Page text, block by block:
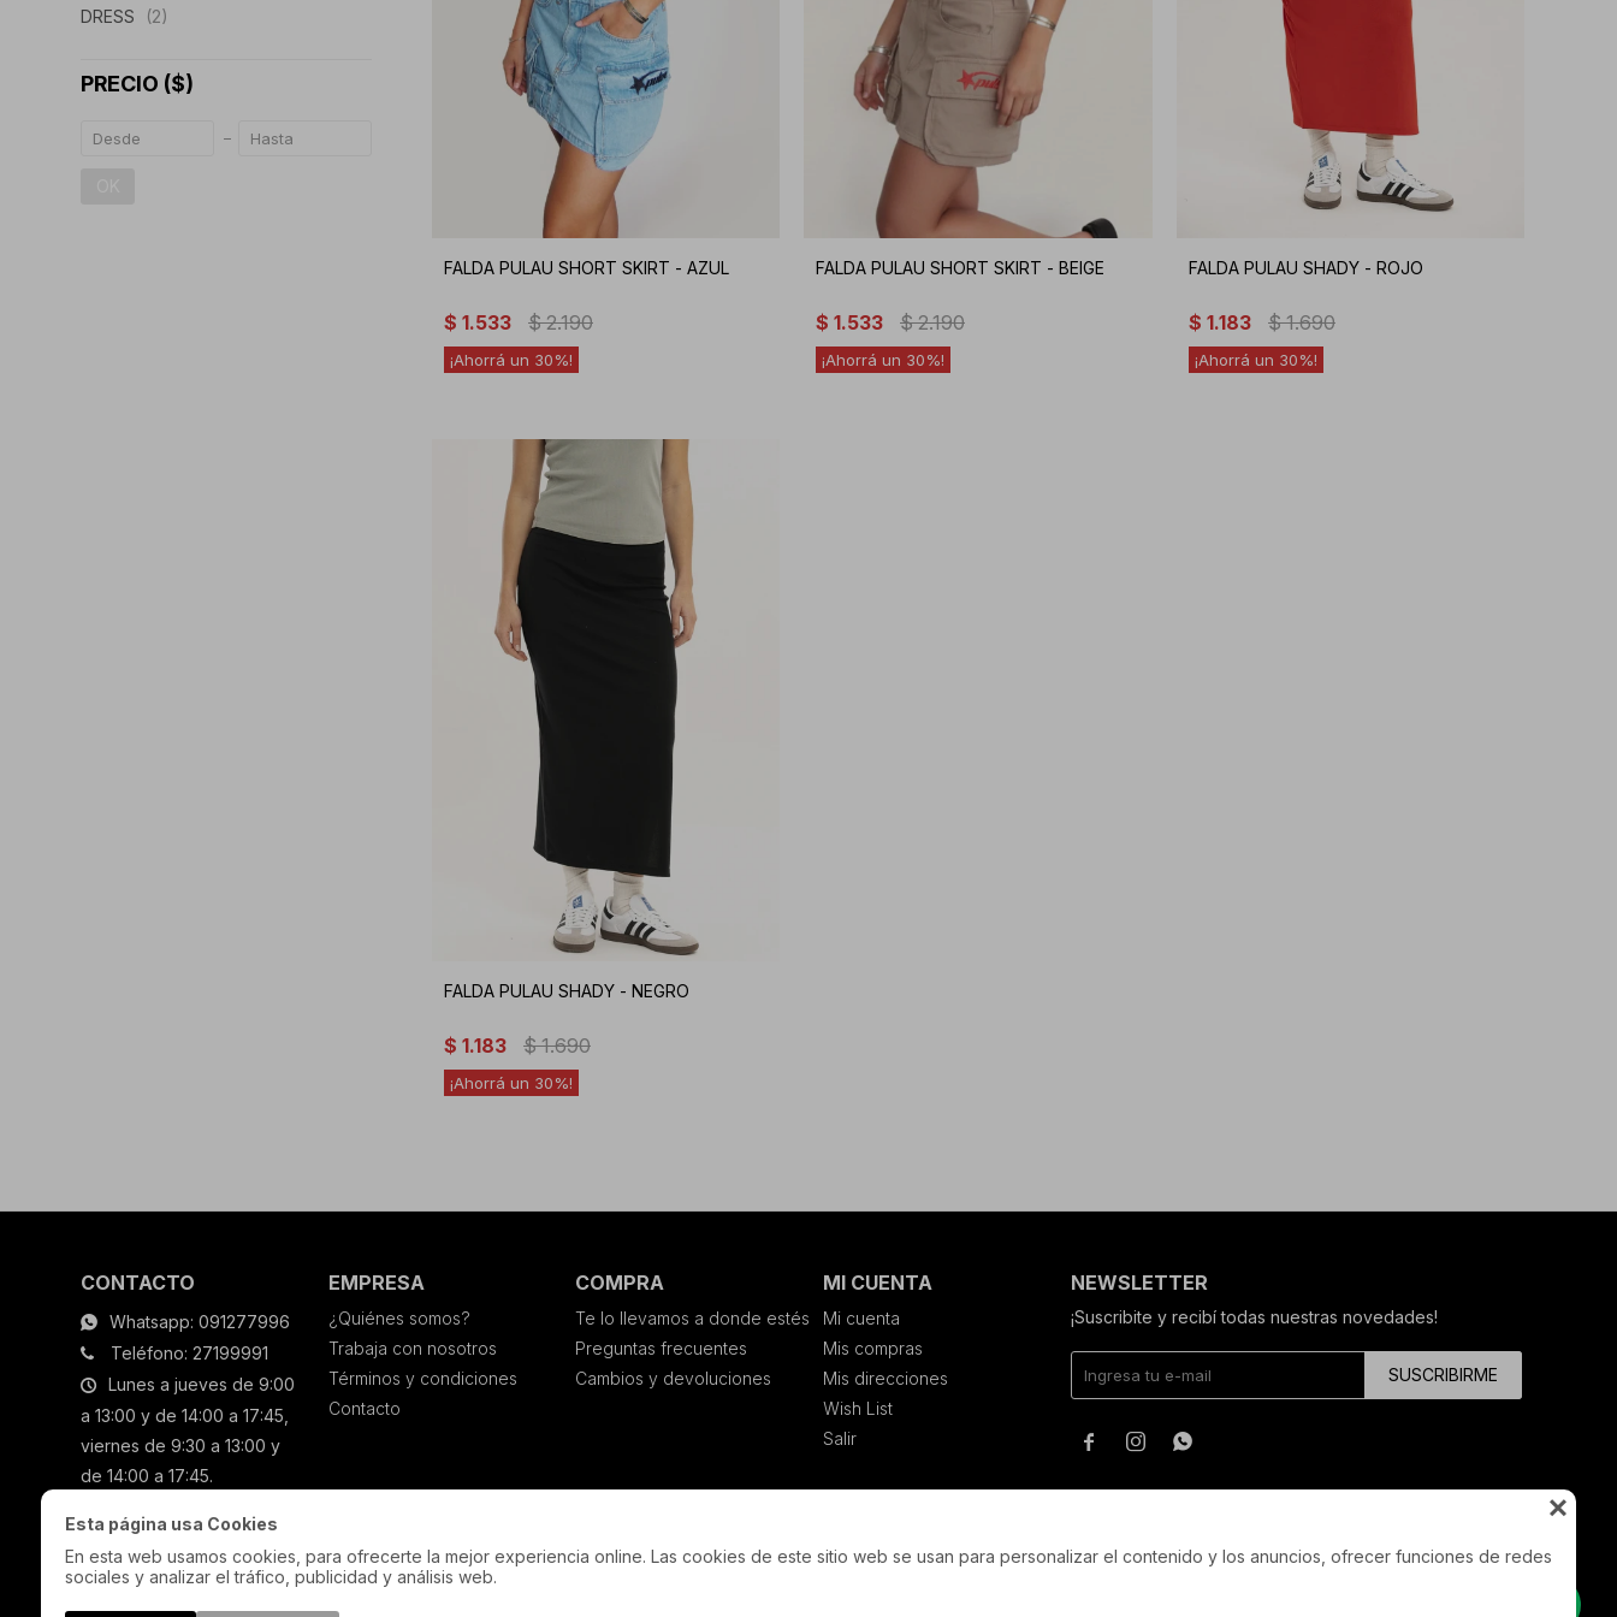

Esta página usa Cookies
En esta web usamos cookies, para ofrecerte la mejor experiencia online. Las cookies de este sitio web se usan para personalizar el contenido y los anuncios, ofrecer funciones de redes
sociales y analizar el tráfico, publicidad y análisis web.
FALDA PULAU SHORT SKIRT - AZUL
$ 1.533 $ 2.190
30
FALDA PULAU SHORT SKIRT - BEIGE
$ 1.533 $ 2.190
30
FALDA PULAU SHADY - ROJO
$ 1.183 $ 1.690
30
FALDA PULAU SHADY - NEGRO
$ 1.183 $ 1.690
30
DRESS (2)
PRECIO ($)
CONTACTO
Whatsapp: 091277996
Teléfono: 27199991
Lunes a jueves de 9:00
a 13:00 y de 14:00 a 17:45,
viernes de 9:30 a 13:00 y
de 14:00 a 17:45.
EMPRESA
¿Quiénes somos?
Trabaja con nosotros
Términos y condiciones
Contacto
COMPRA
Te lo llevamos a donde estés
Preguntas frecuentes
Cambios y devoluciones
MI CUENTA
Mi cuenta
Mis compras
Mis direcciones
Wish List
Salir
NEWSLETTER
¡Suscribite y recibí todas nuestras novedades!
SUSCRIBIRME
  